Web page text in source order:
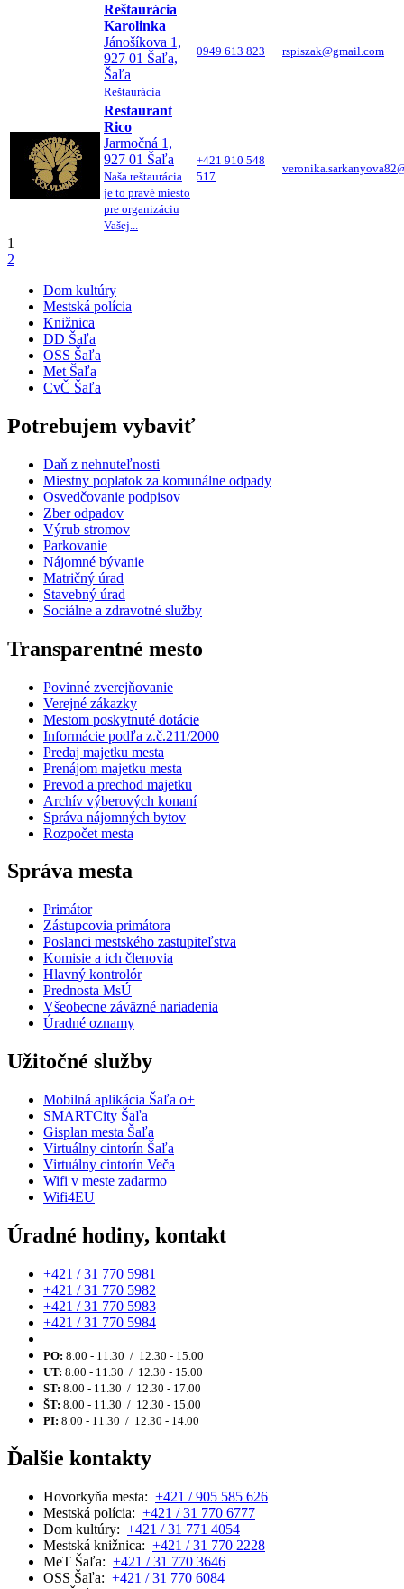
Reštaurácia
Karolinka
Jánošíkova 1,
927 01 Šaľa,
Šaľa
Reštaurácia
0949 613 823 rspiszak@gmail.com
Restaurant
Rico
Jarmočná 1,
927 01 Šaľa
Naša reštaurácia
je to pravé miesto
pre organizáciu
Vašej...
+421 910 548
517
1
2
Dom kultúry
Mestská polícia
Knižnica
DD Šaľa
OSS Šaľa
Met Šaľa
CvČ Šaľa
Potrebujem vybaviť
Daň z nehnuteľnosti
Miestny poplatok za komunálne odpady
Osvedčovanie podpisov
Zber odpadov
Výrub stromov
Parkovanie
Nájomné bývanie
Matričný úrad
Stavebný úrad
Sociálne a zdravotné služby
Transparentné mesto
Povinné zverejňovanie
Verejné zákazky
Mestom poskytnuté dotácie
Informácie podľa z.č.211/2000
Predaj majetku mesta
Prenájom majetku mesta
Prevod a prechod majetku
Archív výberových konaní
Správa nájomných bytov
Rozpočet mesta
Správa mesta
Primátor
Zástupcovia primátora
Poslanci mestského zastupiteľstva
Komisie a ich členovia
Hlavný kontrolór
Prednosta MsÚ
Všeobecne záväzné nariadenia
Úradné oznamy
Užitočné služby
Mobilná aplikácia Šaľa o+
SMARTCity Šaľa
Gisplan mesta Šaľa
Virtuálny cintorín Šaľa
Virtuálny cintorín Veča
Wifi v meste zadarmo
Wifi4EU
Úradné hodiny, kontakt
+421 / 31 770 5981
+421 / 31 770 5982
+421 / 31 770 5983
+421 / 31 770 5984
PO: 8.00 - 11.30 / 12.30 - 15.00
UT: 8.00 - 11.30 / 12.30 - 15.00
ST: 8.00 - 11.30 / 12.30 - 17.00
ŠT: 8.00 - 11.30 / 12.30 - 15.00
PI: 8.00 - 11.30 / 12.30 - 14.00
Ďalšie kontakty
Hovorkyňa mesta: +421 / 905 585 626
Mestská polícia: +421 / 31 770 6777
Dom kultúry: +421 / 31 771 4054
Mestská knižnica: +421 / 31 770 2228
MeT Šaľa: +421 / 31 770 3646
OSS Šaľa: +421 / 31 770 6084